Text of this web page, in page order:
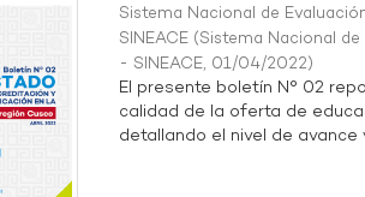
Sistema Nacional de
SINEACE (Sistema Nacional
- SINEACE, 01/04/2022)
El presente boletín N° 02
calidad de la oferta de
detallando el nivel de avance